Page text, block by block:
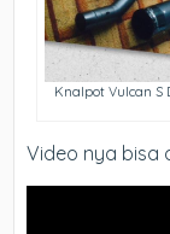
Knalpot Vulcan
Video nya bisa